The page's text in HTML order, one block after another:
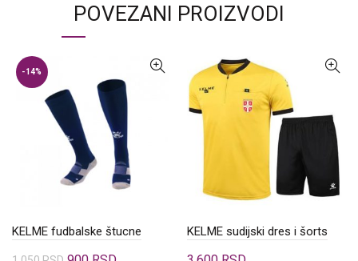
POVEZANI PROIZVODI
-14%
KELME fudbalske štucne KELME sudijski dres i šorts